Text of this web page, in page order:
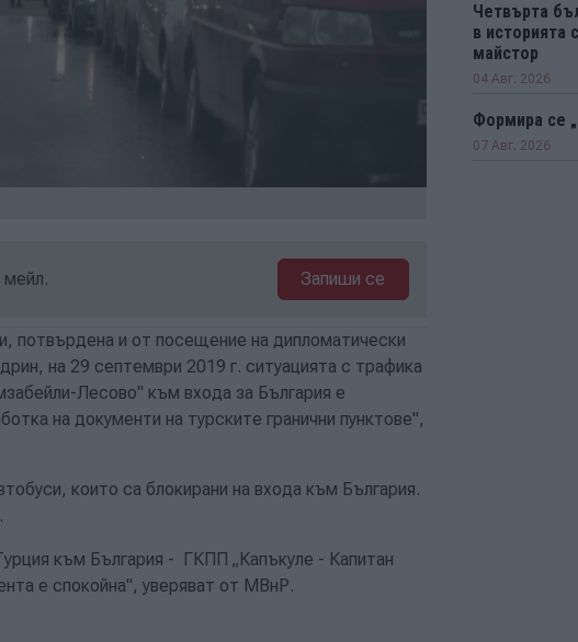
мейл. Запиши се
потвърдена и от посещение на дипломатически
на 29 септември 2019 г. ситуацията с трафика
Лесово" към входа за България е
на документи на турските гранични пунктове",
които са блокирани на входа към България.
към България - ГКПП „Капъкуле - Капитан
е спокойна", уверяват от МВнР.
Четвърта
в историята
майстор
04 Авг. 2026
Формира се
07 Авг. 2026